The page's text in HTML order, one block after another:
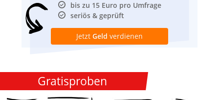
bis zu 15 Euro pro Umfrage
seriös & geprüft
Jetzt Geld verdienen
Gratisproben